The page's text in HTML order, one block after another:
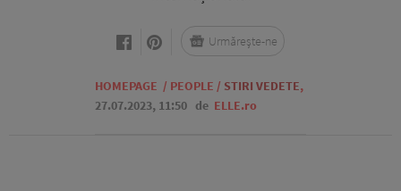
HOMEPAGE / PEOPLE / STIRI VEDETE,
27.07.2023, 11:50 de ELLE.ro
Urmărește-ne